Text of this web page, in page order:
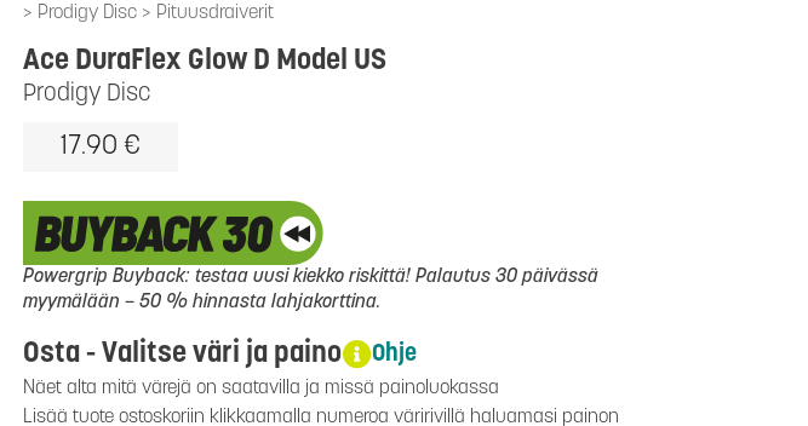
Prodigy Disc Pituusdraiverit
Prodigy Disc
Ace DuraFlex Glow D Model US
17.90 €
Powergrip Buyback: testaa uusi kiekko riskittä! Palautus 30 päivässä
myymälään – 50 % hinnasta lahjakorttina.
Osta - Valitse väri ja paino Ohje
Näet alta mitä värejä on saatavilla ja missä painoluokassa
Lisää tuote ostoskoriin klikkaamalla numeroa väririvillä haluamasi painon